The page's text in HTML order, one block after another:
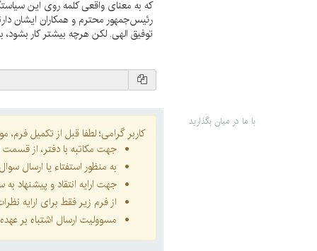
که به معنای واقعی کلمه روی این
رئیس‌جمهور محترم و همکاران ایشان
توفیق الهی. لکن هرچه بیشتر کار
با ما در میان بگذارید
کاربر گرامی؛ لطفا قبل از تکمیل فرم،
جهت مکاتبه با دفتر، از قسمت
به منظور استفتاء یا ارسال
جهت ارایه انتقاد و پیشنهاد
از فرم زیر فقط برای ارایه
مسوولیت ارسال اشتباه بر